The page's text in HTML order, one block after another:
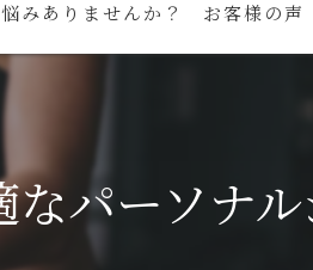
みありませんか？ お客様の声
パーソナ